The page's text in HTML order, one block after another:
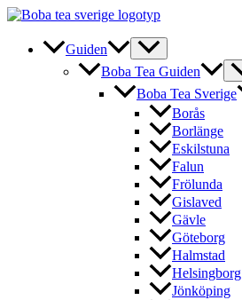
Hoppa
innehåll
Guiden
Boba Tea Guiden
Boba Tea Sverige
Borås
Borlänge
Eskilstuna
Falun
Frölunda
Gislaved
Gävle
Göteborg
Halmstad
Helsingborg
Jönköping